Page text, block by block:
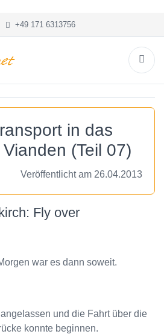
+49 171 6313756
in das
(Teil 07)
Veröffentlicht am 26.04.2013
Fly over
war es dann soweit.
und die Fahrt über die
konnte beginnen.